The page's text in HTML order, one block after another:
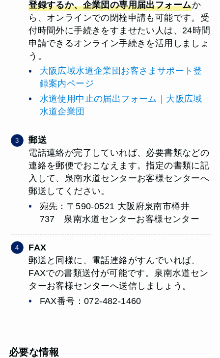
登録するか、企業団の専用届出フォームか
ら、オンラインでの閉栓申請も可能です。受
付時間外に手続きをすませたい人は、24時間
申請できるオンライン手続きを活用しましょ
う。
大阪広域水道企業団お客さまサポート登
録案内ページ
水道使用中止の届出フォーム｜大阪広域
水道企業団
郵送
電話連絡が完了していれば、必要書類などの
連絡を郵便でおこなえます。指定の書類に記
入して、泉南水道センターお客様センターへ
郵送してください。
宛先：〒590-0521 大阪府泉南市樽井
737 泉南水道センターお客様センター
FAX
郵送と同様に、電話連絡がすんでいれば、
FAXでの書類送付が可能です。泉南水道セン
ターお客様センターへ送信しましょう。
FAX番号：072-482-1460
必要な情報